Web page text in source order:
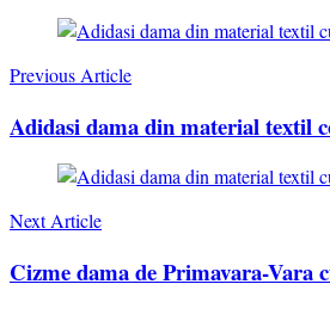
Post
Navigation
Previous Article
Adidasi dama din material textil
Next Article
Cizme dama de Primavara-Vara